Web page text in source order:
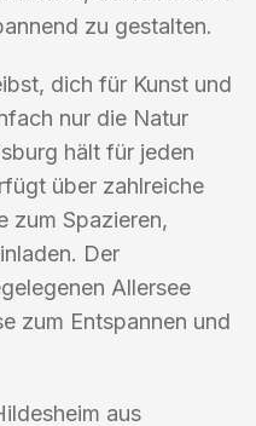
zu gestalten.
dich für Kunst und
nur die Natur
hält für jeden
über zahlreiche
zum Spazieren,
Der
Allersee
zum Entspannen und
aus